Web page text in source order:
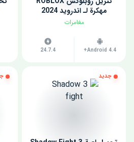
مهكرة لـ اندرويد 2024
مغامرات
Android 4.4+
24.7.4
جديد